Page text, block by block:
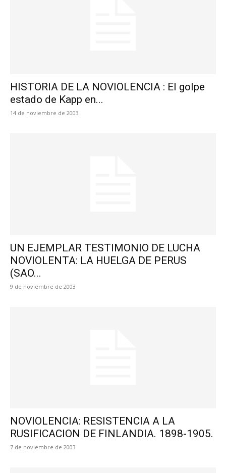
HISTORIA DE LA NOVIOLENCIA : El golpe
estado de Kapp en...
14 de noviembre de 2003
UN EJEMPLAR TESTIMONIO DE LUCHA
NOVIOLENTA: LA HUELGA DE PERUS
(SAO...
9 de noviembre de 2003
NOVIOLENCIA: RESISTENCIA A LA
RUSIFICACION DE FINLANDIA. 1898-1905.
7 de noviembre de 2003